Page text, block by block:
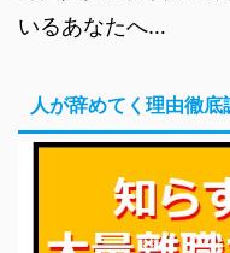
いるあなたへ…
人が辞めてく理由徹底